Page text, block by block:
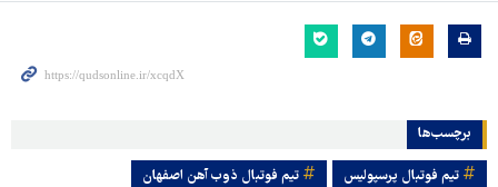
برچسب‌ها
تیم فوتبال پرسپولیس تیم فوتبال ذوب آهن اصفهان